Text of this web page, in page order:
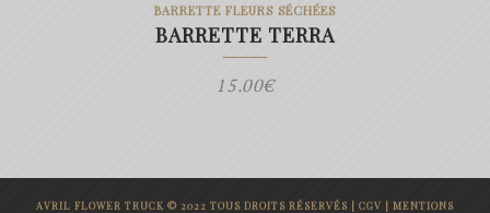
BARRETTE FLEURS SÉCHÉES
BARRETTE TERRA
15.00€
AVRIL FLOWER TRUCK © 2022 TOUS DROITS RÉSERVÉS | CGV | MENTIONS